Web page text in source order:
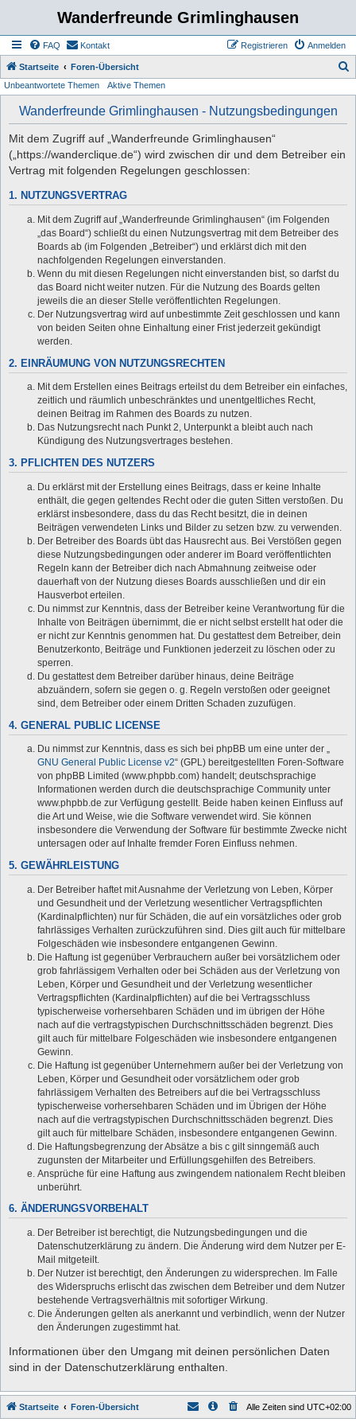
Wanderfreunde Grimlinghausen
FAQ Kontakt Anmelden
Registrieren
Startseite Foren-Übersicht
Unbeantwortete Themen Aktive Themen
Wanderfreunde Grimlinghausen - Nutzungsbedingungen
Mit dem Zugriff auf „Wanderfreunde Grimlinghausen“
(„https://wanderclique.de“) wird zwischen dir und dem Betreiber ein
Vertrag mit folgenden Regelungen geschlossen:
1. NUTZUNGSVERTRAG
Mit dem Zugriff auf „Wanderfreunde Grimlinghausen“ (im Folgenden
„das Board“) schließt du einen Nutzungsvertrag mit dem Betreiber des
Boards ab (im Folgenden „Betreiber“) und erklärst dich mit den
nachfolgenden Regelungen einverstanden.
Wenn du mit diesen Regelungen nicht einverstanden bist, so darfst du
das Board nicht weiter nutzen. Für die Nutzung des Boards gelten
jeweils die an dieser Stelle veröffentlichten Regelungen.
Der Nutzungsvertrag wird auf unbestimmte Zeit geschlossen und kann
von beiden Seiten ohne Einhaltung einer Frist jederzeit gekündigt
werden.
2. EINRÄUMUNG VON NUTZUNGSRECHTEN
Mit dem Erstellen eines Beitrags erteilst du dem Betreiber ein einfaches,
zeitlich und räumlich unbeschränktes und unentgeltliches Recht,
deinen Beitrag im Rahmen des Boards zu nutzen.
Das Nutzungsrecht nach Punkt 2, Unterpunkt a bleibt auch nach
Kündigung des Nutzungsvertrages bestehen.
3. PFLICHTEN DES NUTZERS
Du erklärst mit der Erstellung eines Beitrags, dass er keine Inhalte
enthält, die gegen geltendes Recht oder die guten Sitten verstoßen. Du
erklärst insbesondere, dass du das Recht besitzt, die in deinen
Beiträgen verwendeten Links und Bilder zu setzen bzw. zu verwenden.
Der Betreiber des Boards übt das Hausrecht aus. Bei Verstößen gegen
diese Nutzungsbedingungen oder anderer im Board veröffentlichten
Regeln kann der Betreiber dich nach Abmahnung zeitweise oder
dauerhaft von der Nutzung dieses Boards ausschließen und dir ein
Hausverbot erteilen.
Du nimmst zur Kenntnis, dass der Betreiber keine Verantwortung für die
Inhalte von Beiträgen übernimmt, die er nicht selbst erstellt hat oder die
er nicht zur Kenntnis genommen hat. Du gestattest dem Betreiber, dein
Benutzerkonto, Beiträge und Funktionen jederzeit zu löschen oder zu
sperren.
Du gestattest dem Betreiber darüber hinaus, deine Beiträge
abzuändern, sofern sie gegen o. g. Regeln verstoßen oder geeignet
sind, dem Betreiber oder einem Dritten Schaden zuzufügen.
4. GENERAL PUBLIC LICENSE
Du nimmst zur Kenntnis, dass es sich bei phpBB um eine unter der „
GNU General Public License v2“ (GPL) bereitgestellten Foren-Software
von phpBB Limited (www.phpbb.com) handelt; deutschsprachige
Informationen werden durch die deutschsprachige Community unter
www.phpbb.de zur Verfügung gestellt. Beide haben keinen Einfluss auf
die Art und Weise, wie die Software verwendet wird. Sie können
insbesondere die Verwendung der Software für bestimmte Zwecke nicht
untersagen oder auf Inhalte fremder Foren Einfluss nehmen.
5. GEWÄHRLEISTUNG
Der Betreiber haftet mit Ausnahme der Verletzung von Leben, Körper
und Gesundheit und der Verletzung wesentlicher Vertragspflichten
(Kardinalpflichten) nur für Schäden, die auf ein vorsätzliches oder grob
fahrlässiges Verhalten zurückzuführen sind. Dies gilt auch für mittelbare
Folgeschäden wie insbesondere entgangenen Gewinn.
Die Haftung ist gegenüber Verbrauchern außer bei vorsätzlichem oder
grob fahrlässigem Verhalten oder bei Schäden aus der Verletzung von
Leben, Körper und Gesundheit und der Verletzung wesentlicher
Vertragspflichten (Kardinalpflichten) auf die bei Vertragsschluss
typischerweise vorhersehbaren Schäden und im übrigen der Höhe
nach auf die vertragstypischen Durchschnittsschäden begrenzt. Dies
gilt auch für mittelbare Folgeschäden wie insbesondere entgangenen
Gewinn.
Die Haftung ist gegenüber Unternehmern außer bei der Verletzung von
Leben, Körper und Gesundheit oder vorsätzlichem oder grob
fahrlässigem Verhalten des Betreibers auf die bei Vertragsschluss
typischerweise vorhersehbaren Schäden und im Übrigen der Höhe
nach auf die vertragstypischen Durchschnittsschäden begrenzt. Dies
gilt auch für mittelbare Schäden, insbesondere entgangenen Gewinn.
Die Haftungsbegrenzung der Absätze a bis c gilt sinngemäß auch
zugunsten der Mitarbeiter und Erfüllungsgehilfen des Betreibers.
Ansprüche für eine Haftung aus zwingendem nationalem Recht bleiben
unberührt.
6. ÄNDERUNGSVORBEHALT
Der Betreiber ist berechtigt, die Nutzungsbedingungen und die
Datenschutzerklärung zu ändern. Die Änderung wird dem Nutzer per E-
Mail mitgeteilt.
Der Nutzer ist berechtigt, den Änderungen zu widersprechen. Im Falle
des Widerspruchs erlischt das zwischen dem Betreiber und dem Nutzer
bestehende Vertragsverhältnis mit sofortiger Wirkung.
Die Änderungen gelten als anerkannt und verbindlich, wenn der Nutzer
den Änderungen zugestimmt hat.
Informationen über den Umgang mit deinen persönlichen Daten
sind in der Datenschutzerklärung enthalten.
Startseite Foren-Übersicht Alle Zeiten sind UTC+02:00